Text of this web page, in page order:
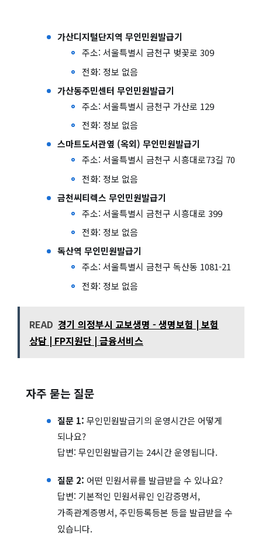
가산디지털단지역 무인민원발급기
주소: 서울특별시 금천구 벚꽃로 309
전화: 정보 없음
가산동주민센터 무인민원발급기
주소: 서울특별시 금천구 가산로 129
전화: 정보 없음
스마트도서관옆 (옥외) 무인민원발급기
주소: 서울특별시 금천구 시흥대로73길 70
전화: 정보 없음
금천씨티렉스 무인민원발급기
주소: 서울특별시 금천구 시흥대로 399
전화: 정보 없음
독산역 무인민원발급기
주소: 서울특별시 금천구 독산동 1081-21
전화: 정보 없음
READ 경기 의정부시 교보생명 - 생명보험 | 보험
상담 | FP지원단 | 금융서비스
자주 묻는 질문
질문 1: 무인민원발급기의 운영시간은 어떻게
되나요?
답변: 무인민원발급기는 24시간 운영됩니다.
질문 2: 어떤 민원서류를 발급받을 수 있나요?
답변: 기본적인 민원서류인 인감증명서,
가족관계증명서, 주민등록등본 등을 발급받을 수
있습니다.